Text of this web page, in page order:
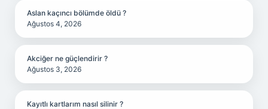
Aslan kaçıncı bölümde öldü ?
Ağustos 4, 2026
Akciğer ne güçlendirir ?
Ağustos 3, 2026
Kayıtlı kartlarım nasıl silinir ?